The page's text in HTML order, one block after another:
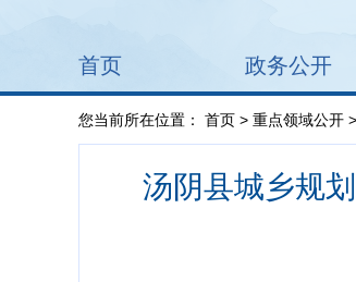
首页 政务公开
您当前所在位置： 首页 > 重点领域公开 >
汤阴县城乡规